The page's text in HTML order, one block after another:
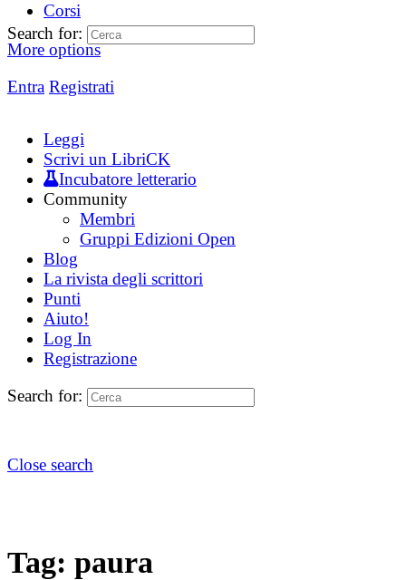
Corsi
More options
Entra Registrati
Search for:
Leggi
Scrivi un LibriCK
Incubatore letterario
Community
Membri
Gruppi Edizioni Open
Blog
La rivista degli scrittori
Punti
Aiuto!
Log In
Registrazione
Search for:
Close search
Tag: paura